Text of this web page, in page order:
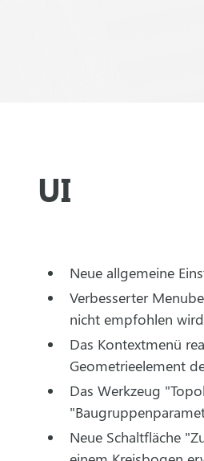
UI
Neue allgemeine
Verbesserter
nicht empfohlen
Das Kontextmenü
Geometrieelement
Das Werkzeug
Neue Schaltfläche